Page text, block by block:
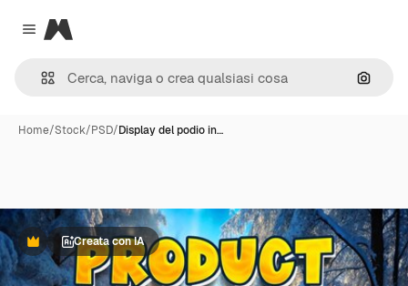
Close menu
Magnific
Cerca
Home/Stock/PSD/Display del podio in…
PremiumCreata con IA